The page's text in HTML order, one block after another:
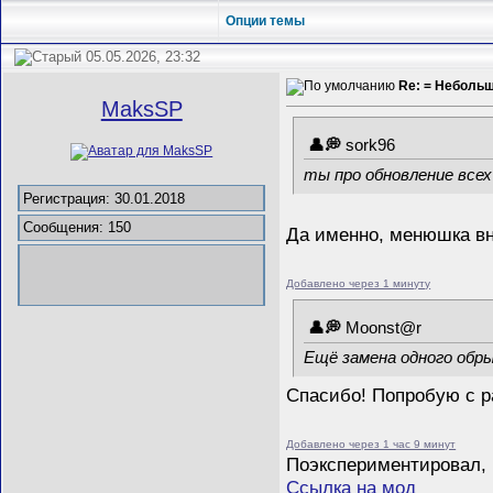
Опции темы
05.05.2026, 23:32
MaksSP
Регистрация: 30.01.2018
Сообщения: 150
Re: =
sork96
ты про обновление
Да именно, менюшка
Добавлено через 1 минуту
Mооnst@r
Ещё замена одного
Спасибо! Попробую с
Добавлено через 1 час 9 минут
Ссылка на мод